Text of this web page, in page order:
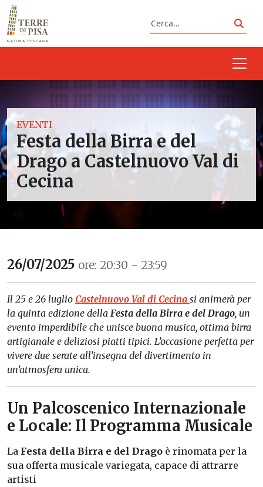
Vai al contenuto
Cerca
EVENTI
Festa della Birra e del
Drago a Castelnuovo Val di
Cecina
26/07/2025 ore: 20:30 - 23:59
Il 25 e 26 luglio Castelnuovo Val di Cecina si animerà per
la quinta edizione della Festa della Birra e del Drago, un
evento imperdibile che unisce buona musica, ottima birra
artigianale e deliziosi piatti tipici. L’occasione perfetta per
vivere due serate all’insegna del divertimento in
un’atmosfera unica.
Un Palcoscenico Internazionale
e Locale: Il Programma Musicale
La Festa della Birra e del Drago è rinomata per la
sua offerta musicale variegata, capace di attrarre
artisti